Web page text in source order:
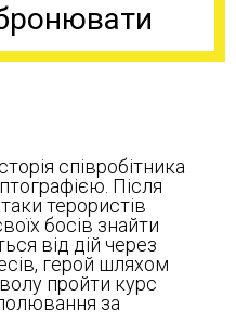
співробітника
Після
терористів
босів знайти
від дій через
герой шляхом
пройти курс
за